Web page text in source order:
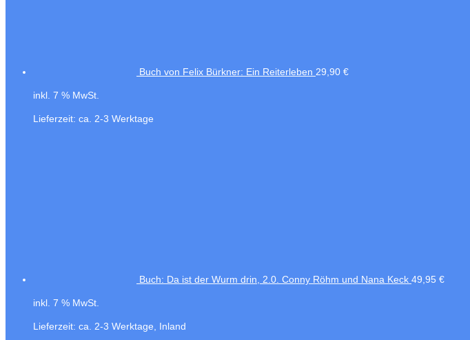
Buch von Felix Bürkner: Ein Reiterleben 29,90 €
inkl. 7 % MwSt.
Lieferzeit: ca. 2-3 Werktage
Buch: Da ist der Wurm drin, 2.0. Conny Röhm und Nana Keck 49,95 €
inkl. 7 % MwSt.
Lieferzeit: ca. 2-3 Werktage, Inland